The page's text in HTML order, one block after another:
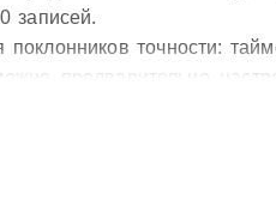
записей.
точности:
предварительно
Идеальное решение для
напомнит Вам о